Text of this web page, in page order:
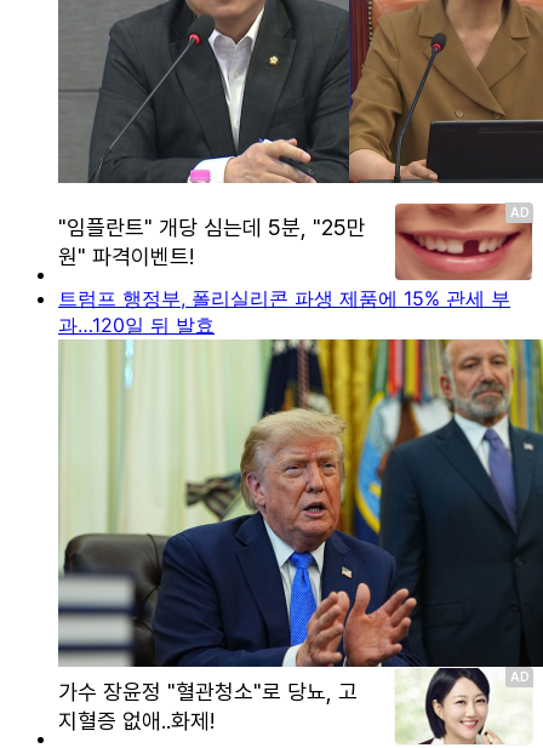
트럼프 행정부, 폴리실리콘 파생 제품에 15% 관세 부
과…120일 뒤 발효